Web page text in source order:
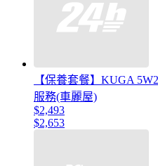
【保養套餐】KUGA
服務(車麗屋)
$2,493
$2,653